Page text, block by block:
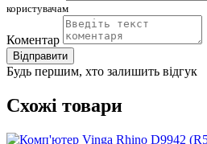
користувачам
Коментар
Відправити
Будь першим, хто залишить відгук
Схожі товари